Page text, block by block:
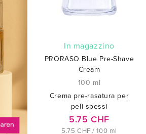
In magazzino
PRORASO Blue Pre-Shave
Cream
100 ml
Crema pre-rasatura per
peli spessi
5.75 CHF
5.75 CHF / 100 ml